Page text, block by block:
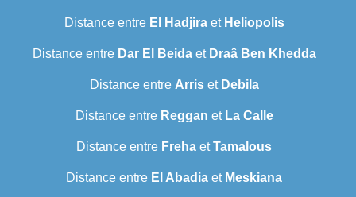
Distance entre El Hadjiraet Heliopolis
Distance entre Dar El Beidaet Draâ Ben Khedda
Distance entre Arriset Debila
Distance entre Reggan et La Calle
Distance entre Freha etTamalous
Distance entre El Abadia et Meskiana